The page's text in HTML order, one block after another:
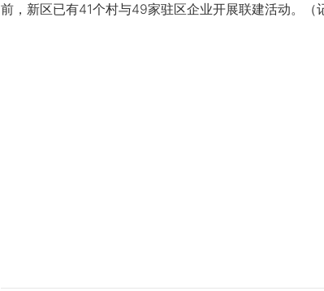
前，新区已有41个村与49家驻区企业开展联建活动。（